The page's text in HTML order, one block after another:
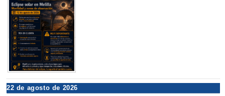
22 de agosto de 2026